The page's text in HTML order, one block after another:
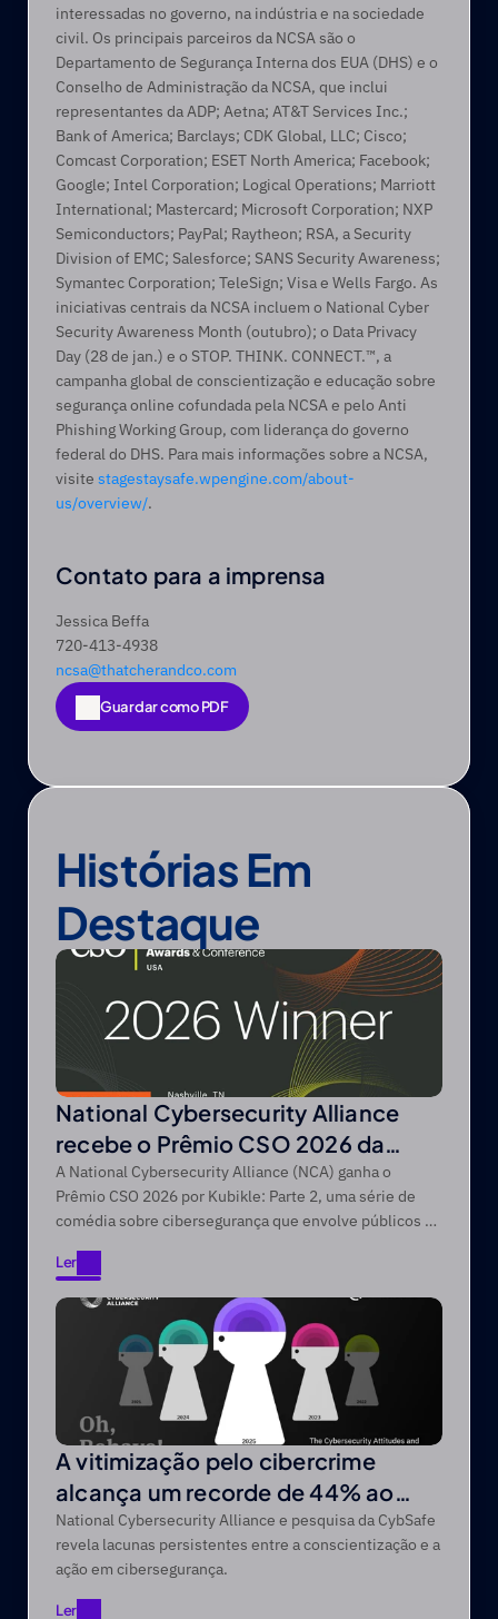
interessadas no governo, na indústria e na sociedade
civil. Os principais parceiros da NCSA são o
Departamento de Segurança Interna dos EUA (DHS) e o
Conselho de Administração da NCSA, que inclui
representantes da ADP; Aetna; AT&T Services Inc.;
Bank of America; Barclays; CDK Global, LLC; Cisco;
Comcast Corporation; ESET North America; Facebook;
Google; Intel Corporation; Logical Operations; Marriott
International; Mastercard; Microsoft Corporation; NXP
Semiconductors; PayPal; Raytheon; RSA, a Security
Division of EMC; Salesforce; SANS Security Awareness;
Symantec Corporation; TeleSign; Visa e Wells Fargo. As
iniciativas centrais da NCSA incluem o National Cyber
Security Awareness Month (outubro); o Data Privacy
Day (28 de jan.) e o STOP. THINK. CONNECT.™, a
campanha global de conscientização e educação sobre
segurança online cofundada pela NCSA e pelo Anti
Phishing Working Group, com liderança do governo
federal do DHS. Para mais informações sobre a NCSA,
visite stagestaysafe.wpengine.com/about-
us/overview/.
Contato para a imprensa
Jessica Beffa
720-413-4938
ncsa@thatcherandco.com
Guardar como PDF
Guardar como PDF
Histórias Em
Destaque
National Cybersecurity Alliance
recebe o Prêmio CSO 2026 da
CSO da Foundry
A National Cybersecurity Alliance (NCA) ganha o
Prêmio CSO 2026 por Kubikle: Parte 2, uma série de
comédia sobre cibersegurança que envolve públicos de
entretenimento.
Ler
Ler
A vitimização pelo cibercrime
alcança um recorde de 44% ao
longo de um período de cinco anos
National Cybersecurity Alliance e pesquisa da CybSafe
revela lacunas persistentes entre a conscientização e a
ação em cibersegurança.
Ler